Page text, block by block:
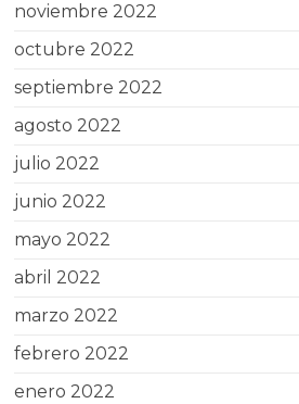
noviembre 2022
octubre 2022
septiembre 2022
agosto 2022
julio 2022
junio 2022
mayo 2022
abril 2022
marzo 2022
febrero 2022
enero 2022